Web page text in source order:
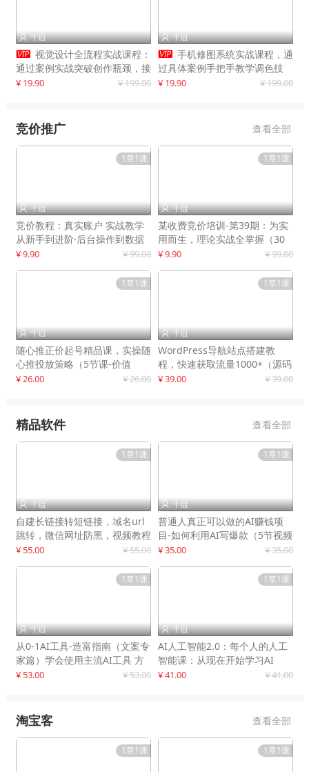
 千启
 视觉设计全流程实战课程：
通过案例实战突破创作瓶颈，接
单月入20000+
¥ 19.90 ¥ 199.00
 千启
 手机修图系统实战课程，通
过具体案例手把手教学调色技
巧，实现副业变现
¥ 19.90 ¥ 199.00
竞价推广 查看全部
1章1课
 千启
竞价教程：真实账户 实战教学
从新手到进阶·后台操作到数据
优化
¥ 9.90 ¥ 99.00
1章1课
 千启
某收费竞价培训-第39期：为实
用而生，理论实战全掌握（30
节课）
¥ 9.90 ¥ 99.00
1章1课
 千启
随心推正价起号精品课，实操随
心推投放策略（5节课-价值
298）
¥ 26.00 ¥ 26.00
1章1课
 千启
WordPress导航站点搭建教
程，快速获取流量1000+（源码
+教程）
¥ 39.00 ¥ 39.00
精品软件 查看全部
1章1课
 千启
自建长链接转短链接，域名url
跳转，微信网址防黑，视频教程
手把手教你
¥ 55.00 ¥ 55.00
1章1课
 千启
普通人真正可以做的AI赚钱项
目-如何利用AI写爆款（5节视频
课）
¥ 35.00 ¥ 35.00
1章1课
 千启
从0-1AI工具-造富指南（文案专
家篇）学会使用主流AI工具 方
法和心法的融合
¥ 53.00 ¥ 53.00
1章1课
 千启
AI人工智能2.0：每个人的人工
智能课：从现在开始学习AI
¥ 41.00 ¥ 41.00
淘宝客 查看全部
1章1课 1章1课